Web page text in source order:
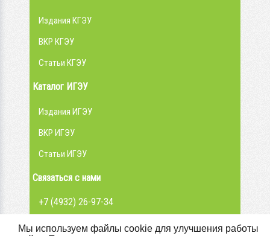
Издания КГЭУ
ВКР КГЭУ
Статьи КГЭУ
Мы используем файлы cookie для улучшения работы
Каталог ИГЭУ
Издания ИГЭУ
ВКР ИГЭУ
Статьи ИГЭУ
Связаться с нами
+7 (4932) 26-97-34
admin@library.ispu.ru